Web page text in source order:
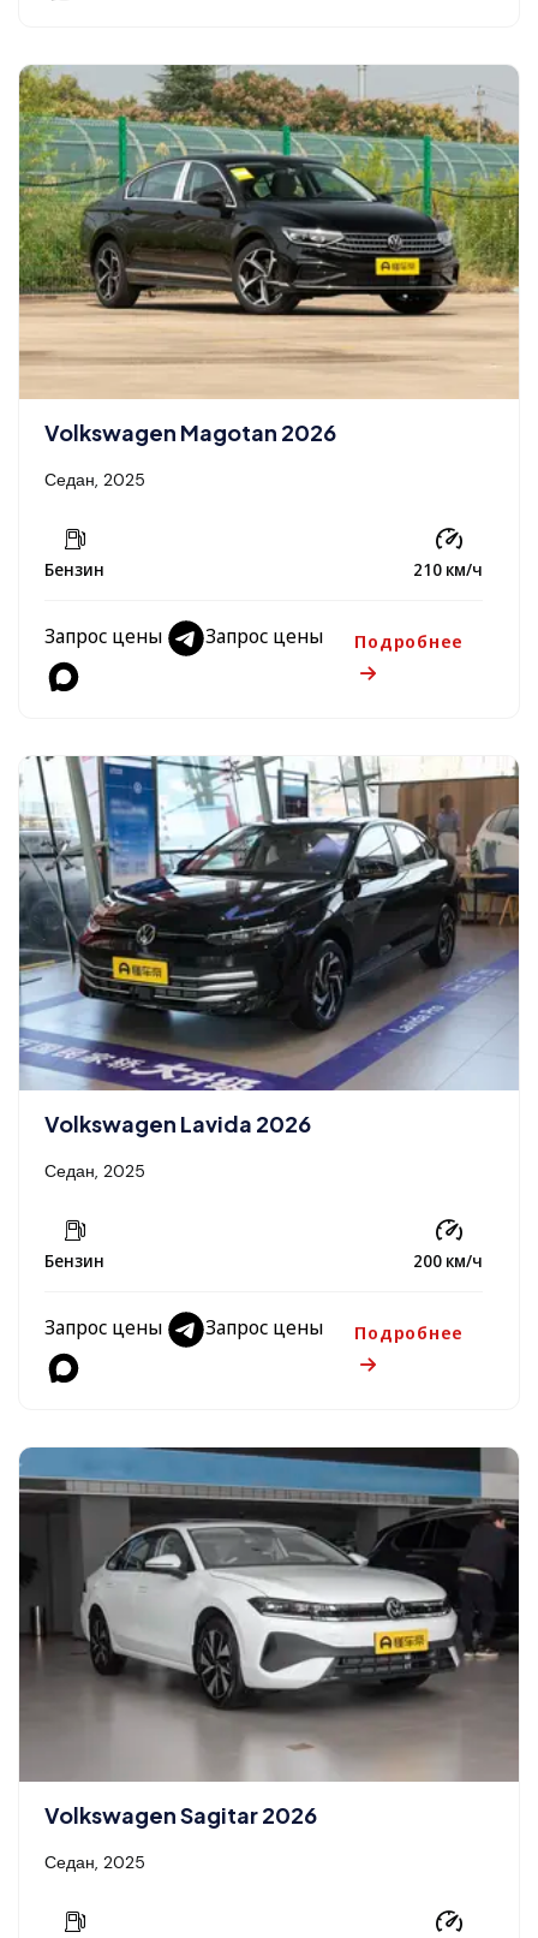
Volkswagen Magotan 2026
Седан, 2025
Бензин 210 км/ч
Запрос цены Запрос цены Подробнее
Volkswagen Lavida 2026
Седан, 2025
Бензин 200 км/ч
Запрос цены Запрос цены Подробнее
Volkswagen Sagitar 2026
Седан, 2025